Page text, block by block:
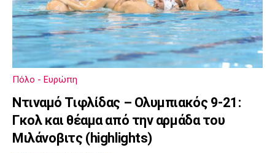
Πόλο - Ευρώπη
Ντιναμό Τιφλίδας – Ολυμπιακός 9-21:
Γκολ και θέαμα από την αρμάδα του
Μιλάνοβιτς (highlights)